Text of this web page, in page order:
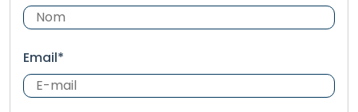
Email*